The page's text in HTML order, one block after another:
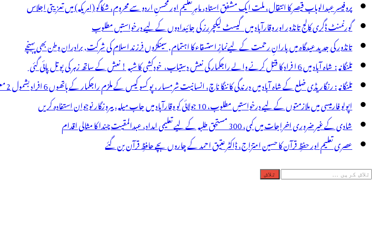
واڈرا
نے
انکار
پروفیسر عبدالوہاب قیصر کا انتقال، ملت ایک مشفق استاد، ماہرِتعلیم اور محسنِ اردو سے محروم، شکاگو (امریکہ) میں تعزیتی اجلاس
گورنمنٹ ڈگری کالج تانڈور اور وقارآباد میں گیسٹ لیکچررز کی جائیدادوں کے لیے درخواستیں مطلوب
تانڈور کی جدید عیدگاہ میں بارانِ رحمت کے لیےنمازِ استسقاء کا اہتمام, سینکڑوں فرزند اسلام کی شرکت, برادران وطن بھی پہنچے
تلنگانہ : شاہ آباد میں 6 ا فراد کا قتل کرنے والے راجکمار کی نعش دستیاب، خودکشی کا شبہ ! نعش کے ساتھ زہر کی بوتل پائی گئی
تلنگانہ : رنگاریڈی ضلع کے شاہ آباد میں درندگی کا ننگا ناچ، انسانیت شرمسار ، پو کسو کیس کے ملزم راجکمار کے ہاتھوں 6 افراد بشمول 2 معصوم بچے کے قتل کی لرزہ خیز واردات
اپولو فارمیسی میں ملازمتوں کے لیے درخواستیں مطلوب، 10 جولائی کو وقارآباد میں جاب میلہ، بیروزگار نوجوان استفادہ کریں
شادی کے غیر ضروری اخراجات میں کمی، 300 مستحق طلبہ کے لیے تعلیمی امداد، عبدالمقیت چندا کا مثالی اقدام
عصری تعلیم اور حفظِ قرآن کا حسین امتزاج، ڈاکٹر عتیق احمد کے چاروں بچے حافظِ قرآن بن گئے
تلاش